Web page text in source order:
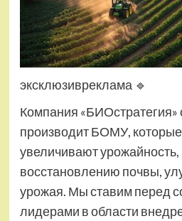
эксклюзивреклама 🔹
Компания «БИОстратегия»
производит БОМУ, которые
увеличивают урожайность,
восстановлению почвы,
урожая. Мы ставим перед
лидерами в области